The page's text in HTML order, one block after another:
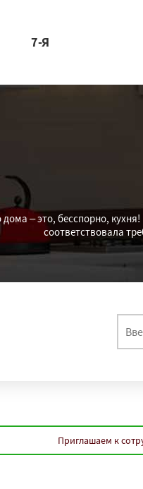
7-Я
– это, бесспорно,
соответствовала
Приглашаем к